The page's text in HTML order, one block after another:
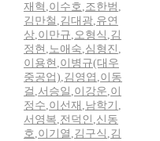
재혁 ,이수호,조한범 ,
김만철 ,김대광,유연
상,이만규,오형식 ,김
정현 ,노애숙,심형진 ,
이용현 ,이병규(대우
중공업),김영엽 ,이동
걸 ,서승일 ,이강운,이
정수,이선재 ,남학기 ,
서영복,전덕인 ,신동
호,이기열 ,김구식 ,김